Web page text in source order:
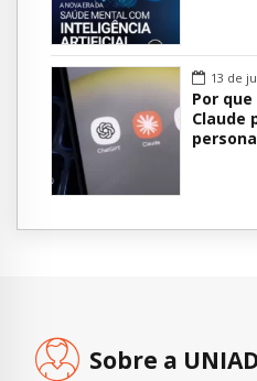
13 de
Por que
Claude
Sobre a